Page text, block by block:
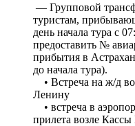
— Групповой
туристам,
день начала тура с
предоставить №
прибытия в
до начала тура).
• Встреча на ж/д
Ленину
• встреча в
прилета возле